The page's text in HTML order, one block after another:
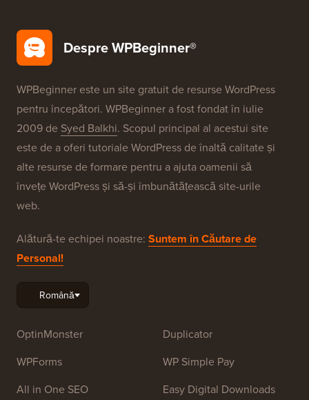
Despre WPBeginner®
WPBeginner este un site gratuit de resurse WordPress
pentru începători. WPBeginner a fost fondat în iulie
2009 de Syed Balkhi. Scopul principal al acestui site
este de a oferi tutoriale WordPress de înaltă calitate și
alte resurse de formare pentru a ajuta oamenii să
învețe WordPress și să-și îmbunătățească site-urile
web.
Alătură-te echipei noastre: Suntem în Căutare de
Personal!
OptinMonster
WPForms
All in One SEO
Duplicator
WP Simple Pay
Easy Digital Downloads